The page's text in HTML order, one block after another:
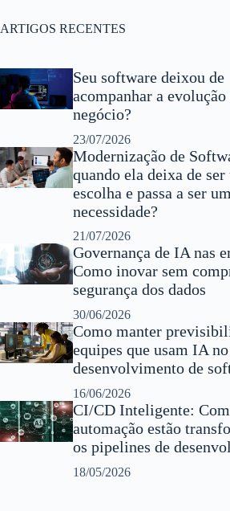
ARTIGOS RECENTES
Seu software deixou de
acompanhar a evolução
negócio?
23/07/2026
Modernização de
quando ela deixa de ser
escolha e passa a ser
necessidade?
21/07/2026
Governança de IA nas
Como inovar sem
segurança dos dados
30/06/2026
Como manter
equipes que usam IA no
desenvolvimento de
16/06/2026
CI/CD Inteligente:
automação estão
os pipelines de
18/05/2026